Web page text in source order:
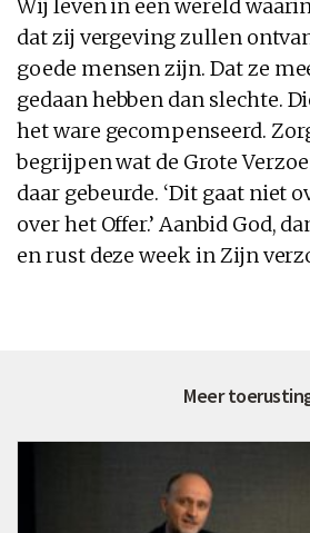
Wij leven in een wereld
dat zij vergeving zullen
goede mensen zijn. Dat ze
gedaan hebben dan slechte.
het ware gecompenseerd.
begrijpen wat de Grote
daar gebeurde. ‘Dit gaat niet
over het Offer.’ Aanbid God,
en rust deze week in Zijn
Meer